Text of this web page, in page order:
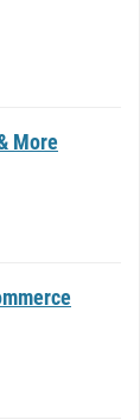
More